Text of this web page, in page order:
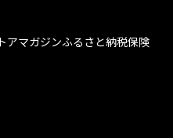
アマガジンふるさと納税保険